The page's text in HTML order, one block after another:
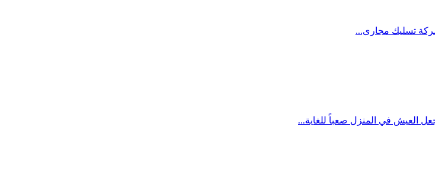
تسليك مجارى...
العيش في المنزل صعباً للغاية...